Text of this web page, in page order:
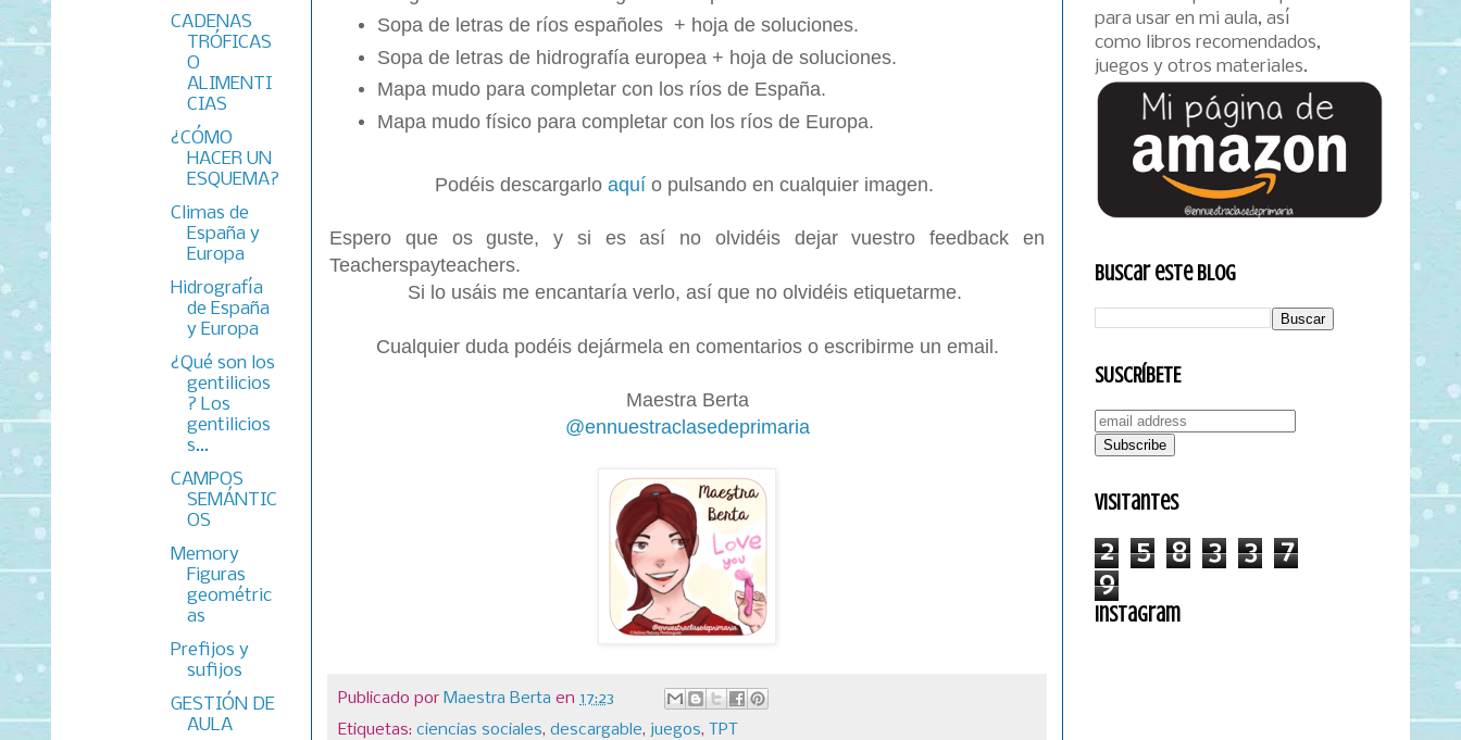
Sopa de letras de ríos españoles + hoja de soluciones.
Sopa de letras de hidrografía europea + hoja de soluciones.
Mapa mudo para completar con los ríos de España.
Mapa mudo físico para completar con los ríos de Europa.
Podéis descargarlo aquí o pulsando en cualquier imagen.
Espero que os guste, y si es así no olvidéis dejar vuestro feedback en
Teacherspayteachers.
Si lo usáis me encantaría verlo, así que no olvidéis etiquetarme.
Cualquier duda podéis dejármela en comentarios o escribirme un email.
Maestra Berta
@ennuestraclasedeprimaria
Publicado por Maestra Berta en 17:23
Etiquetas: ciencias sociales, descargable, juegos, TPT
CADENAS
TRÓFICAS
O
ALIMENTI
CIAS
¿CÓMO
HACER UN
ESQUEMA?
Climas de
España y
Europa
Hidrografía
de España
y Europa
¿Qué son los
gentilicios
? Los
gentilicios
s...
CAMPOS
SEMÁNTIC
OS
Memory
Figuras
geométric
as
Prefijos y
sufijos
GESTIÓN DE
AULA
para usar en mi aula, así
como libros recomendados,
juegos y otros materiales.
Buscar este blog
SUSCRÍBETE
Visitantes
2 5 8 3 3
7
9
Instagram